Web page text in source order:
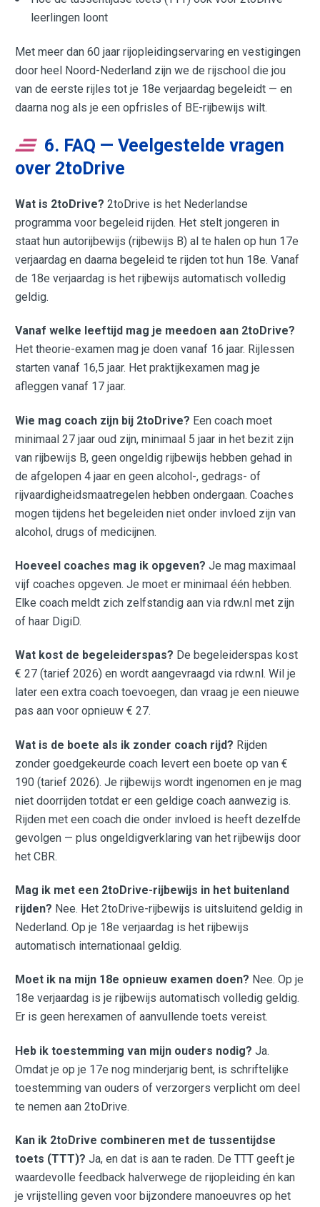
leerlingen loont
Met meer dan 60 jaar rijopleidingservaring en vestigingen
door heel Noord-Nederland zijn we de rijschool die jou
van de eerste rijles tot je 18e verjaardag begeleidt — en
daarna nog als je een opfrisles of BE-rijbewijs wilt.
6. FAQ — Veelgestelde vragen
over 2toDrive
Wat is 2toDrive? 2toDrive is het Nederlandse
programma voor begeleid rijden. Het stelt jongeren in
staat hun autorijbewijs (rijbewijs B) al te halen op hun 17e
verjaardag en daarna begeleid te rijden tot hun 18e. Vanaf
de 18e verjaardag is het rijbewijs automatisch volledig
geldig.
Vanaf welke leeftijd mag je meedoen aan 2toDrive?
Het theorie-examen mag je doen vanaf 16 jaar. Rijlessen
starten vanaf 16,5 jaar. Het praktijkexamen mag je
afleggen vanaf 17 jaar.
Wie mag coach zijn bij 2toDrive? Een coach moet
minimaal 27 jaar oud zijn, minimaal 5 jaar in het bezit zijn
van rijbewijs B, geen ongeldig rijbewijs hebben gehad in
de afgelopen 4 jaar en geen alcohol-, gedrags- of
rijvaardigheidsmaatregelen hebben ondergaan. Coaches
mogen tijdens het begeleiden niet onder invloed zijn van
alcohol, drugs of medicijnen.
Hoeveel coaches mag ik opgeven? Je mag maximaal
vijf coaches opgeven. Je moet er minimaal één hebben.
Elke coach meldt zich zelfstandig aan via rdw.nl met zijn
of haar DigiD.
Wat kost de begeleiderspas? De begeleiderspas kost
€ 27 (tarief 2026) en wordt aangevraagd via rdw.nl. Wil je
later een extra coach toevoegen, dan vraag je een nieuwe
pas aan voor opnieuw € 27.
Wat is de boete als ik zonder coach rijd? Rijden
zonder goedgekeurde coach levert een boete op van €
190 (tarief 2026). Je rijbewijs wordt ingenomen en je mag
niet doorrijden totdat er een geldige coach aanwezig is.
Rijden met een coach die onder invloed is heeft dezelfde
gevolgen — plus ongeldigverklaring van het rijbewijs door
het CBR.
Mag ik met een 2toDrive-rijbewijs in het buitenland
rijden? Nee. Het 2toDrive-rijbewijs is uitsluitend geldig in
Nederland. Op je 18e verjaardag is het rijbewijs
automatisch internationaal geldig.
Moet ik na mijn 18e opnieuw examen doen? Nee. Op je
18e verjaardag is je rijbewijs automatisch volledig geldig.
Er is geen herexamen of aanvullende toets vereist.
Heb ik toestemming van mijn ouders nodig? Ja.
Omdat je op je 17e nog minderjarig bent, is schriftelijke
toestemming van ouders of verzorgers verplicht om deel
te nemen aan 2toDrive.
Kan ik 2toDrive combineren met de tussentijdse
toets (TTT)? Ja, en dat is aan te raden. De TTT geeft je
waardevolle feedback halverwege de rijopleiding én kan
je vrijstelling geven voor bijzondere manoeuvres op het